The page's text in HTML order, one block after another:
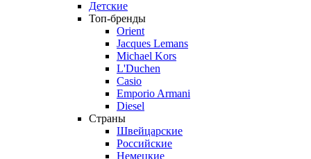
Детские
Топ-бренды
Orient
Jacques Lemans
Michael Kors
L'Duchen
Casio
Emporio Armani
Diesel
Страны
Швейцарские
Российские
Немецкие